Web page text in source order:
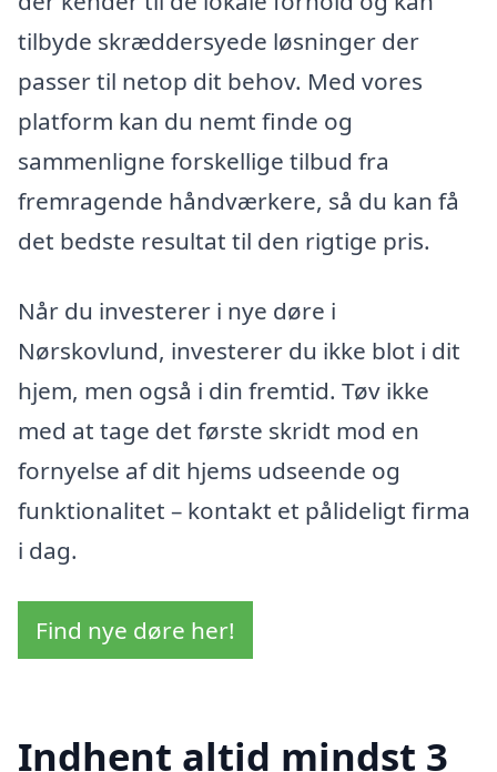
tilbyde skræddersyede løsninger der
passer til netop dit behov. Med vores
platform kan du nemt finde og
sammenligne forskellige tilbud fra
fremragende håndværkere, så du kan få
det bedste resultat til den rigtige pris.
Når du investerer i nye døre i
Nørskovlund, investerer du ikke blot i dit
hjem, men også i din fremtid. Tøv ikke
med at tage det første skridt mod en
fornyelse af dit hjems udseende og
funktionalitet – kontakt et pålideligt firma
i dag.
Find nye døre her!
Indhent altid mindst 3